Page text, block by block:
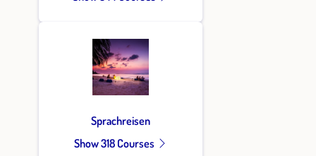
Sprachreisen
Show 318 Courses